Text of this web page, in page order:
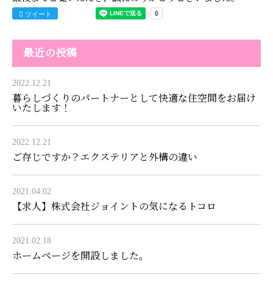
ツイート
最近の投稿
2022.12.21
暮らしづくりのパートナーとして快適な住空間をお届け
いたします！
2022.12.21
ご存じですか？エクステリアと外構の違い
2021.04.02
【求人】株式会社ジョイントの気になるトコロ
2021.02.18
ホームページを開設しました。